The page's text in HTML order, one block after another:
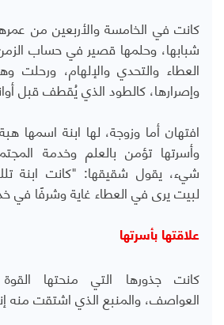
كانت في الخامسة والأربعين من
شبابها، وحلمها قصير في حساب
العطاء والتحدي والإلهام،
وإصرارها، كالطود الذي يُقطف قبل
افتهان أما وزوجة، لها ابنة اسمها
وأسرتها تؤمن بالعلم وخدمة
شيء، يقول شقيقها: "كانت ابنة
لبيت يرى في العطاء غاية وشرفًا في
علاقتها بأسرتها
كانت جذورها التي منحتها القوة
العواصف، والمنبع الذي اشتقت منه